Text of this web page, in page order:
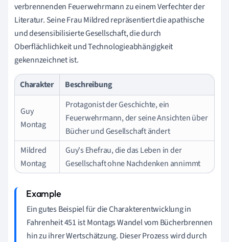
verbrennenden Feuerwehrmann zu einem Verfechter der
Literatur. Seine Frau Mildred repräsentiert die apathische
und desensibilisierte Gesellschaft, die durch
Oberflächlichkeit und Technologieabhängigkeit
gekennzeichnet ist.
Charakter Beschreibung
Guy
Montag
Protagonist der Geschichte, ein
Feuerwehrmann, der seine Ansichten über
Bücher und Gesellschaft ändert
Mildred
Montag
Guy's Ehefrau, die das Leben in der
Gesellschaft ohne Nachdenken annimmt
Ein gutes Beispiel für die Charakterentwicklung in
Fahrenheit 451 ist Montags Wandel vom Bücherbrennen
hin zu ihrer Wertschätzung. Dieser Prozess wird durch